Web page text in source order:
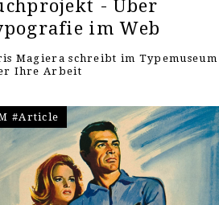
- Über
im Web
Magiera schreibt im Typemuseum
Ihre Arbeit
#Article